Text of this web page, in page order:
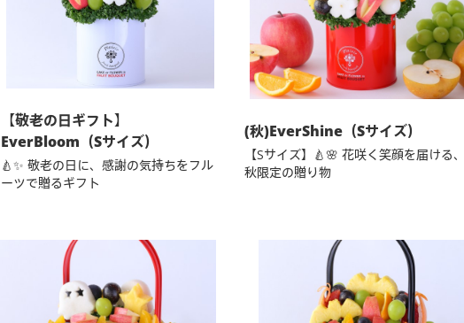
【敬老の日ギフト】
EverBloom（Sサイズ）
🍐✨ 敬老の日に、感謝の気持ちをフル
ーツで贈るギフト
(秋)EverShine（Sサイズ）
【Sサイズ】🍐🌸 花咲く笑顔を届ける、
秋限定の贈り物